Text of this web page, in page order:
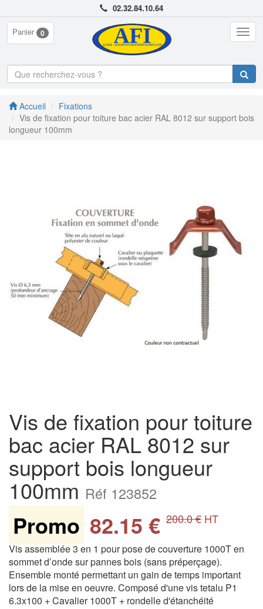
02.32.84.10.64
Panier 0
Accueil
Fixations
Vis de fixation pour toiture bac acier RAL 8012 sur support bois
longueur 100mm
Vis de fixation pour toiture
bac acier RAL 8012 sur
support bois longueur
100mm Réf 123852
Promo 82.15 € 200.0 €HT
Vis assemblée 3 en 1 pour pose de couverture 1000T en
sommet d’onde sur pannes bois (sans préperçage).
Ensemble monté permettant un gain de temps important
lors de la mise en oeuvre. Composé d'une vis tetalu P1
6.3x100 + Cavalier 1000T + rondelle d'étanchéité